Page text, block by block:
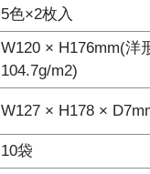
5色×2枚入
W120 × H176mm(洋
104.7g/m2)
W127 × H178 ×
10袋